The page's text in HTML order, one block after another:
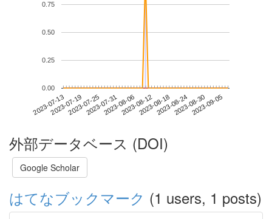
2023-07-132023-07-192023-07-252023-07-312023-08-062023-08-122023-08-182023-08-242023-08-302023-09-05
0.00
0.25
0.50
0.75
外部データベース (DOI)
Google Scholar
はてなブックマーク (1 users, 1 posts)